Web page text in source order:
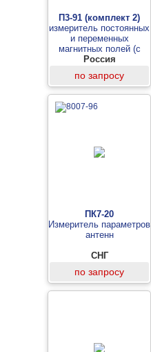
П3-91 (комплект 2)
измеритель постоянных
и переменных
магнитных полей (с
антеннами для
Россия
по запросу
ПК7-20
Измеритель параметров
антенн
СНГ
по запросу